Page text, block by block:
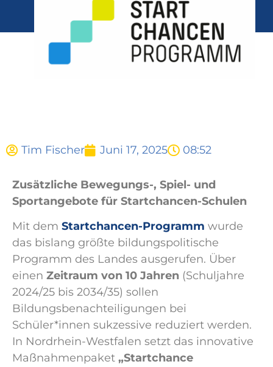
Tim Fischer Juni 17, 2025 08:52
Zusätzliche Bewegungs-, Spiel- und
Sportangebote für Startchancen-Schulen
Mit dem Startchancen-Programm wurde
das bislang größte bildungspolitische
Programm des Landes ausgerufen. Über
einen Zeitraum von 10 Jahren (Schuljahre
2024/25 bis 2034/35) sollen
Bildungsbenachteiligungen bei
Schüler*innen sukzessive reduziert werden.
In Nordrhein-Westfalen setzt das innovative
Maßnahmenpaket „Startchance